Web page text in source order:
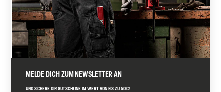
MELDE DICH ZUM NEWSLETTER AN
UND SICHERE DIR GUTSCHEINE IM WERT VON BIS ZU 50€!